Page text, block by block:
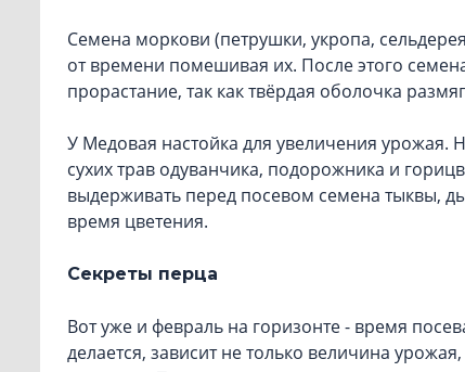
Семена моркови (петрушки, укропа,
от времени помешивая их. После этого
прорастание, так как твёрдая оболочка
У Медовая настойка для увеличения урожая.
сухих трав одуванчика, подорожника и
выдерживать перед посевом семена тыквы,
время цветения.
Секреты перца
Вот уже и февраль на горизонте - время
делается, зависит не только величина